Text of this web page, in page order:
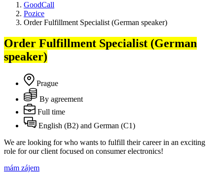
GoodCall
Pozice
Order Fulfillment Specialist (German speaker)
Order Fulfillment Specialist (German
speaker)
Prague
By agreement
Full time
English (B2) and German (C1)
We are looking for who wants to fulfill their career in an exciting
role for our client focused on consumer electronics!
mám zájem